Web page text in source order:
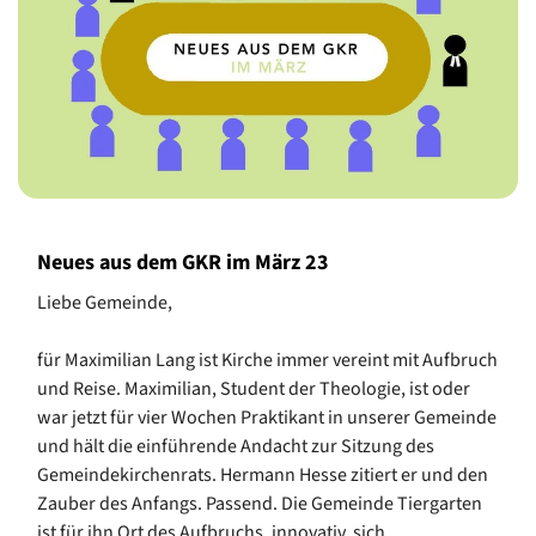
Neues aus dem GKR im März 23
Liebe Gemeinde,
für Maximilian Lang ist Kirche immer vereint mit Aufbruch
und Reise. Maximilian, Student der Theologie, ist oder
war jetzt für vier Wochen Praktikant in unserer Gemeinde
und hält die einführende Andacht zur Sitzung des
Gemeindekirchenrats. Hermann Hesse zitiert er und den
Zauber des Anfangs. Passend. Die Gemeinde Tiergarten